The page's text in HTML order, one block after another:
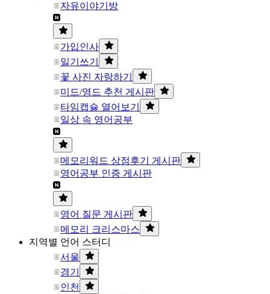
자유이야기방
가입인사
일기쓰기
꽃 사진 자랑하기
미드/영드 추천 게시판
타임캡슐 열어보기
일상 속 영어공부
메모리워드 상점후기 게시판
영어공부 인증 게시판
영어 질문 게시판
메모리 크리스마스
지역별 언어 스터디
서울
경기
인천